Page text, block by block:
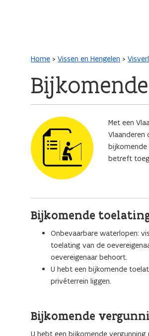
Kruimelpad
Home Vissen en Hengelen
Afbeelding
Met een
Vlaanderen
betreft
Bijkomende
Onbevaarbare waterlopen:
toelating van de
oevereigenaar behoort.
U hebt een bijkomende
privéterrein liggen.
Bijkomende
U hebt een bijkomende